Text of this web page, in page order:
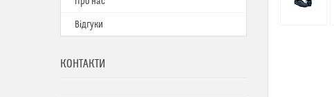
Відгуки
КОНТАКТИ